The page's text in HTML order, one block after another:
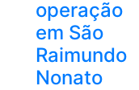
operação
em São
Raimundo
Nonato